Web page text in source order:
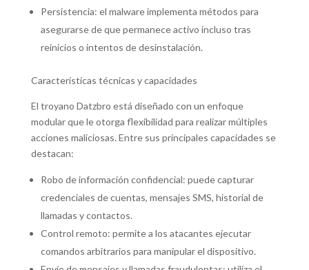
Persistencia: el malware implementa métodos para
asegurarse de que permanece activo incluso tras
reinicios o intentos de desinstalación.
Características técnicas y capacidades
El troyano Datzbro está diseñado con un enfoque
modular que le otorga flexibilidad para realizar múltiples
acciones maliciosas. Entre sus principales capacidades se
destacan:
Robo de información confidencial: puede capturar
credenciales de cuentas, mensajes SMS, historial de
llamadas y contactos.
Control remoto: permite a los atacantes ejecutar
comandos arbitrarios para manipular el dispositivo.